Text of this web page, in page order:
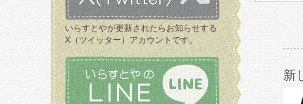
いらすとやが更新されたらお知らせする
X（ツイッター）アカウントです。
新